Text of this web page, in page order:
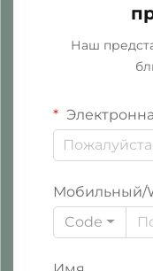
Наш
Мобильный/
Code